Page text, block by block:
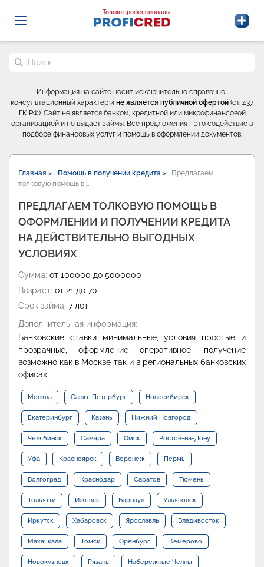
Probrokery - Только профессионалы
Только профессионалы
Поиск по сайту
Информация на сайте носит исключительно справочно-
консультационный характер и не является публичной офертой (ст. 437
ГК РФ). Сайт не является банком, кредитной или микрофинансовой
организацией и не выдаёт займы. Все предложения - это содействие в
подборе финансовых услуг и помощь в оформлении документов.
Главная > Помощь в получении кредита >
Предлагаем
толковую помощь в …
ПРЕДЛАГАЕМ ТОЛКОВУЮ ПОМОЩЬ В
ОФОРМЛЕНИИ И ПОЛУЧЕНИИ КРЕДИТА
НА ДЕЙСТВИТЕЛЬНО ВЫГОДНЫХ
УСЛОВИЯХ
Сумма: от 100000 до 5000000
Возраст: от 21 до 70
Срок займа: 7 лет
Дополнительная информация:
Банковские ставки минимальные, условия простые и
прозрачные, оформление оперативное, получение
возможно как в Москве так и в региональных банковских
офисах
Москва Санкт-Петербург Новосибирск
Екатеринбург Казань Нижний Новгород
Челябинск Самара Омск Ростов-на-Дону
Уфа Красноярск Воронеж Пермь
Волгоград Краснодар Саратов Тюмень
Тольятти Ижевск Барнаул Ульяновск
Иркутск Хабаровск Ярославль Владивосток
Махачкала Томск Оренбург Кемерово
Новокузнецк Рязань Набережные Челны